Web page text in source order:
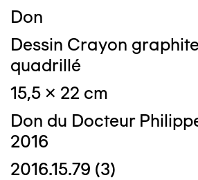
Don
Dessin Crayon
quadrillé
15,5 x 22 cm
Don du Docteur
2016
2016.15.79 (3)